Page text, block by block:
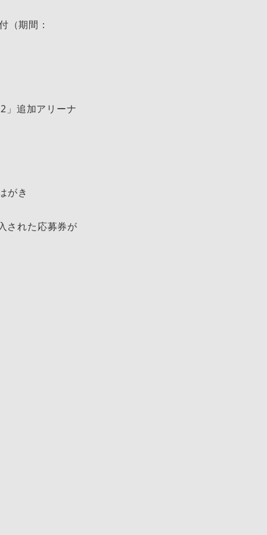
（期間：
追加アリーナ
がき
された応募券が